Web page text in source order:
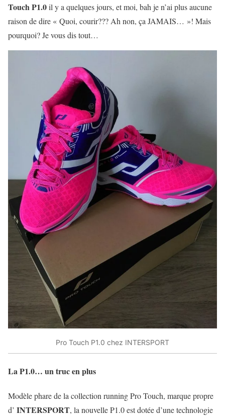
Touch P1.0il y a quelques jours, et moi, bah je n’ai plus aucune
raison de dire « Quoi, courir??? Ah non, ça JAMAIS… »! Mais
pourquoi? Je vous dis tout…
Pro Touch P1.0 chez INTERSPORT
La P1.0… un truc en plus
Modèle phare de la collection running Pro Touch, marque propre
d’ INTERSPORT, la nouvelle P1.0 est dotée d’une technologie